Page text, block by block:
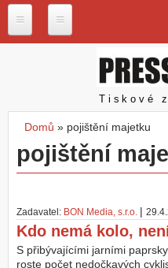
P
e
b
.
c
N
a
š
e
Tiskové
Jste zde
Domů » pojištění majetku
pojištění
Zadavatel: BON Media, s.r.o. |
Kdo nemá kolo,
S přibývajícími jarními
roste počet nedočkavých